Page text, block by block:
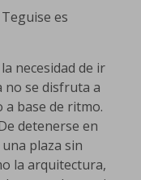
es
necesidad de ir
no se disfruta a
a base de ritmo.
detenerse en
plaza sin
la arquitectura,